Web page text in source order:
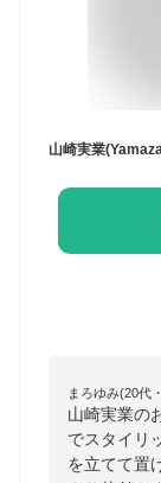
まろゆみ(20代
山崎実業の
でスタイリ
を立てて置